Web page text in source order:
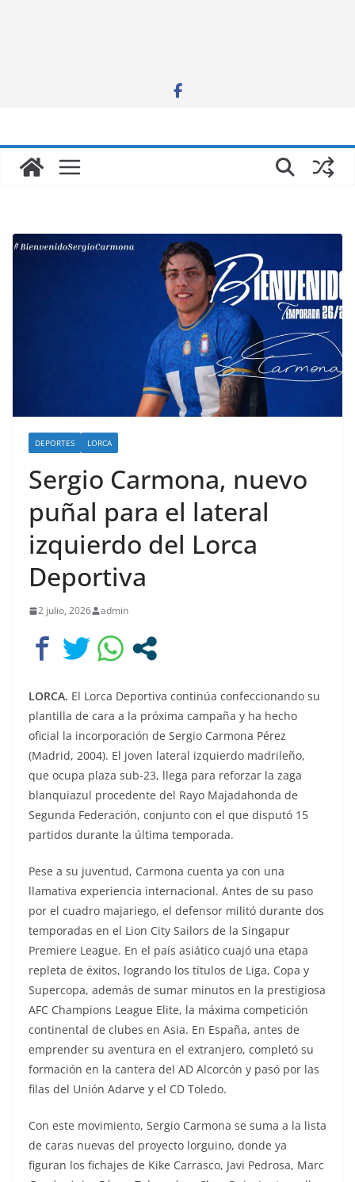
DEPORTES LORCA
Sergio Carmona, nuevo
puñal para el lateral
izquierdo del Lorca
Deportiva
2 julio, 2026 admin
LORCA. El Lorca Deportiva continúa confeccionando su
plantilla de cara a la próxima campaña y ha hecho
oficial la incorporación de Sergio Carmona Pérez
(Madrid, 2004). El joven lateral izquierdo madrileño,
que ocupa plaza sub-23, llega para reforzar la zaga
blanquiazul procedente del Rayo Majadahonda de
Segunda Federación, conjunto con el que disputó 15
partidos durante la última temporada.
Pese a su juventud, Carmona cuenta ya con una
llamativa experiencia internacional. Antes de su paso
por el cuadro majariego, el defensor militó durante dos
temporadas en el Lion City Sailors de la Singapur
Premiere League. En el país asiático cuajó una etapa
repleta de éxitos, logrando los títulos de Liga, Copa y
Supercopa, además de sumar minutos en la prestigiosa
AFC Champions League Elite, la máxima competición
continental de clubes en Asia. En España, antes de
emprender su aventura en el extranjero, completó su
formación en la cantera del AD Alcorcón y pasó por las
filas del Unión Adarve y el CD Toledo.
Con este movimiento, Sergio Carmona se suma a la lista
de caras nuevas del proyecto lorguino, donde ya
figuran los fichajes de Kike Carrasco, Javi Pedrosa, Marc